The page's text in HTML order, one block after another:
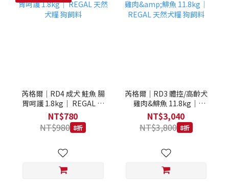
芮格爾｜RD4 成犬 鮭魚 腸
胃呵護 1.8kg｜ REGAL 天
然犬糧 狗飼料
NT$780
NT$980 8折
芮格爾｜RD3 體控/高齡犬
雞肉&鯡魚 11.8kg｜
REGAL 天然犬糧 狗飼料
NT$3,040
NT$3,800 8折